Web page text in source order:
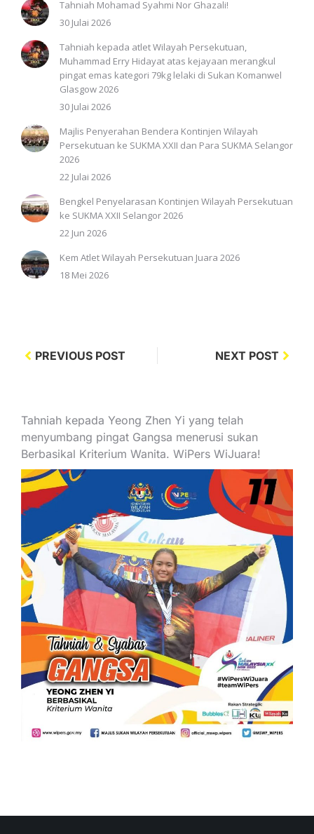
Tahniah kepada Yeong Zhen Yi yang telah
menyumbang pingat Gangsa menerusi sukan
Berbasikal Kriterium Wanita. WiPers WiJuara!
Tahniah Mohamad Syahmi Nor Ghazali!
30 Julai 2026
Tahniah kepada atlet Wilayah Persekutuan,
Muhammad Erry Hidayat atas kejayaan merangkul
pingat emas kategori 79kg lelaki di Sukan Komanwel
Glasgow 2026
30 Julai 2026
Majlis Penyerahan Bendera Kontinjen Wilayah
Persekutuan ke SUKMA XXII dan Para SUKMA Selangor
2026
22 Julai 2026
Bengkel Penyelarasan Kontinjen Wilayah Persekutuan
ke SUKMA XXII Selangor 2026
22 Jun 2026
Kem Atlet Wilayah Persekutuan Juara 2026
18 Mei 2026
PREVIOUS POST NEXT POST